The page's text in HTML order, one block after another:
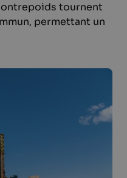
tournent
permettant un